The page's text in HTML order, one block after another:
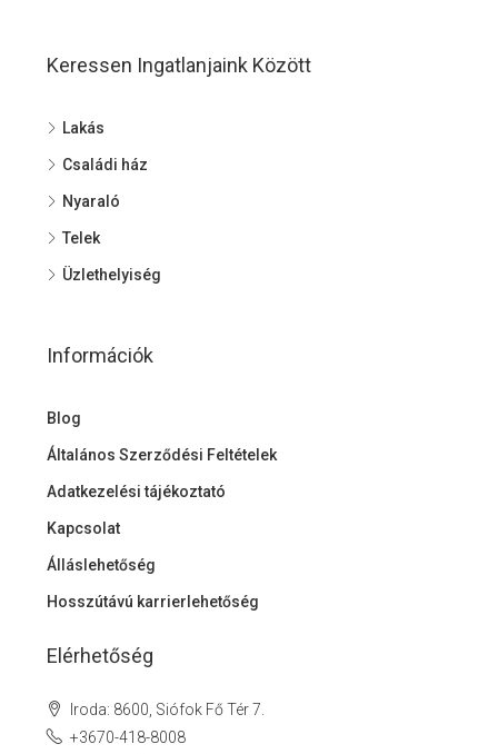
Keressen Ingatlanjaink Között
Lakás
Családi ház
Nyaraló
Telek
Üzlethelyiség
Információk
Blog
Általános Szerződési Feltételek
Adatkezelési tájékoztató
Kapcsolat
Álláslehetőség
Hosszútávú karrierlehetőség
Elérhetőség
Iroda: 8600, Siófok Fő Tér 7.
+3670-418-8008